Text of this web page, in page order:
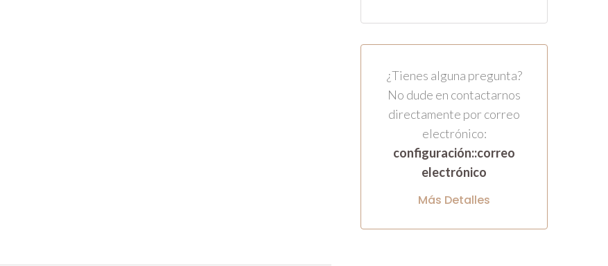
¿Tienes alguna pregunta?
No dude en contactarnos
directamente por correo
electrónico:
configuración::correo
electrónico
Más Detalles